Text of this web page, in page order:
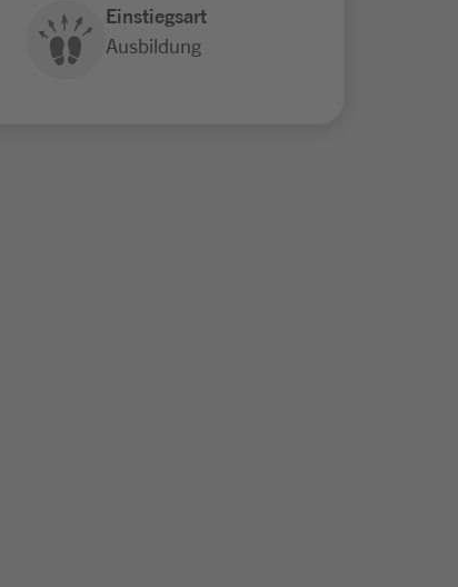
Einstiegsart
Ausbildung